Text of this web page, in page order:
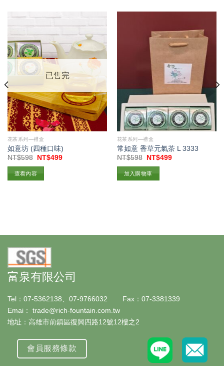
已售完
花茶系列—禮盒
如意坊 (四種口味)
NT$598
原
價
格：
NT$499目
查看內容
花茶系列—禮盒
常如意 香草元氣茶 L 3333
NT$598
原
價
格：
NT$499目
加入購物車
富泉有限公司
Tel：07-5362138、07-9766032 Fax：07-3381339
Emai： trade@rich-fountain.com.tw
地址：高雄市前鎮區復興四路12號12樓之2
會員服務條款